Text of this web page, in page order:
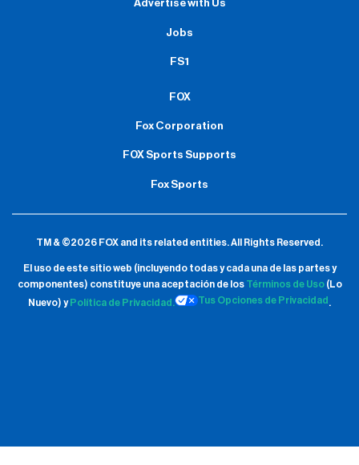
Advertise with Us
Jobs
FS1
FOX
Fox Corporation
FOX Sports Supports
Fox Sports
TM & ©2026 FOX and its related entities.All Rights Reserved.
El uso de este sitio web (incluyendo todas y cada una de las partes y
componentes) constituye una aceptación de los Términos de Uso(Lo
Nuevo) y Política de Privacidad. Tus Opciones de Privacidad .